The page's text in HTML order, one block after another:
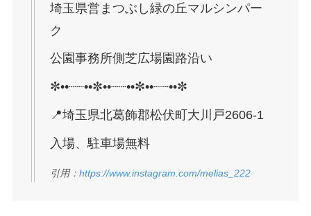
埼玉県営まつぶし緑の丘マルシンパー
ク
公園事務所側芝広場園路沿い
✼••┈┈••✼••┈┈••✼••┈┈••✼
📍埼玉県北葛飾郡松伏町大川戸2606-1
入場、駐車場無料
引用： https://www.instagram.com/melias_222